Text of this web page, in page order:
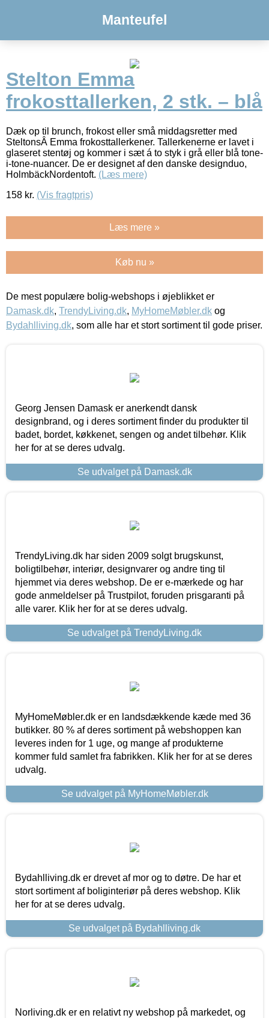
Manteufel
Stelton Emma
frokosttallerken, 2 stk. – blå
Dæk op til brunch, frokost eller små middagsretter med
SteltonsÂ Emma frokosttallerkener. Tallerkenerne er lavet i
glaseret stentøj og kommer i sæt á to styk i grå eller blå tone-
i-tone-nuancer. De er designet af den danske designduo,
HolmbäckNordentoft. (Læs mere)
158 kr. (Vis fragtpris)
Læs mere »
Køb nu »
De mest populære bolig-webshops i øjeblikket er
Damask.dk, TrendyLiving.dk, MyHomeMøbler.dk og
Bydahlliving.dk, som alle har et stort sortiment til gode priser.
Georg Jensen Damask er anerkendt dansk
designbrand, og i deres sortiment finder du produkter til
badet, bordet, køkkenet, sengen og andet tilbehør. Klik
her for at se deres udvalg.
Se udvalget på Damask.dk
TrendyLiving.dk har siden 2009 solgt brugskunst,
boligtilbehør, interiør, designvarer og andre ting til
hjemmet via deres webshop. De er e-mærkede og har
gode anmeldelser på Trustpilot, foruden prisgaranti på
alle varer. Klik her for at se deres udvalg.
Se udvalget på TrendyLiving.dk
MyHomeMøbler.dk er en landsdækkende kæde med 36
butikker. 80 % af deres sortiment på webshoppen kan
leveres inden for 1 uge, og mange af produkterne
kommer fuld samlet fra fabrikken. Klik her for at se deres
udvalg.
Se udvalget på MyHomeMøbler.dk
Bydahlliving.dk er drevet af mor og to døtre. De har et
stort sortiment af boliginteriør på deres webshop. Klik
her for at se deres udvalg.
Se udvalget på Bydahlliving.dk
Norliving.dk er en relativt ny webshop på markedet, og